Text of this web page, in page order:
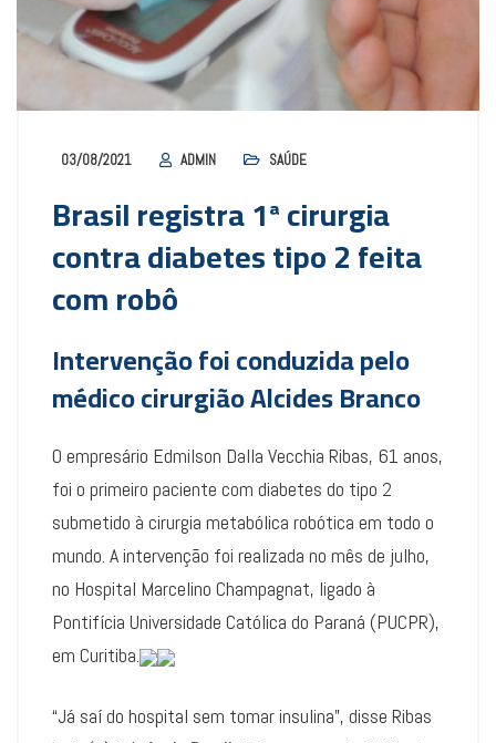
03/08/2021 ADMIN SAÚDE
Brasil registra 1ª cirurgia
contra diabetes tipo 2 feita
com robô
Intervenção foi conduzida pelo
médico cirurgião Alcides Branco
O empresário Edmilson Dalla Vecchia Ribas, 61 anos,
foi o primeiro paciente com diabetes do tipo 2
submetido à cirurgia metabólica robótica em todo o
mundo. A intervenção foi realizada no mês de julho,
no Hospital Marcelino Champagnat, ligado à
Pontifícia Universidade Católica do Paraná (PUCPR),
em Curitiba.
“Já saí do hospital sem tomar insulina”, disse Ribas